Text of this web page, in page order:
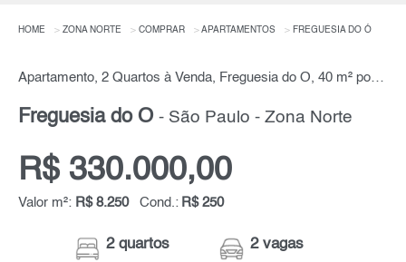
HOME ZONA NORTE COMPRAR APARTAMENTOS FREGUESIA DO Ó
Apartamento, 2 Quartos à Venda, Freguesia do Ó, 40 m² por R$ 330.000,00
Freguesia do Ó - São Paulo - Zona Norte
R$ 330.000,00
Valor m²: R$ 8.250 Cond.: R$ 250
2 quartos 2 vagas